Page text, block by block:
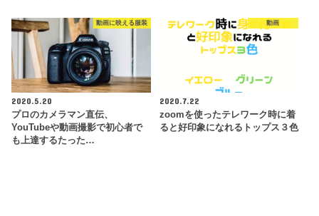
動画に映える服装
2020.5.20
プロのカメラマン直伝、
YouTubeや動画撮影で初心者で
も上達するたった…
動画
2020.7.22
zoomを使ったテレワーク時に着
ると好印象になれるトップス３色